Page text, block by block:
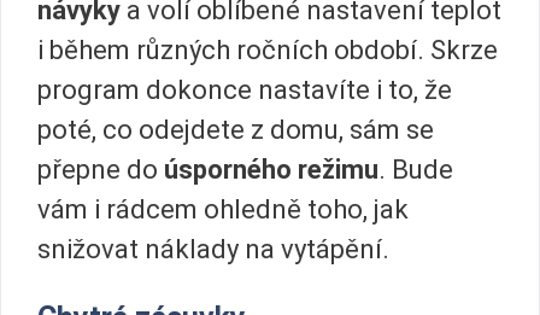
návyky a volí oblíbené nastavení teplot
i během různých ročních období. Skrze
program dokonce nastavíte i to, že
poté, co odejdete z domu, sám se
přepne do úsporného režimu. Bude
vám i rádcem ohledně toho, jak
snižovat náklady na vytápění.